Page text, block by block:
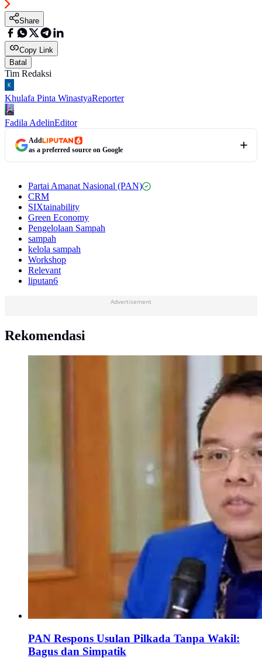
Share
Copy Link
Batal
Tim Redaksi
Khulafa Pinta WinastyaReporter
Fadila AdelinEditor
Add
as a preferred source on Google
Partai Amanat Nasional (PAN)
CRM
SIXtainability
Green Economy
Pengelolaan Sampah
sampah
kelola sampah
Workshop
Relevant
liputan6
Advertisement
Rekomendasi
PAN Respons Usulan Pilkada Tanpa Wakil:
Bagus dan Simpatik